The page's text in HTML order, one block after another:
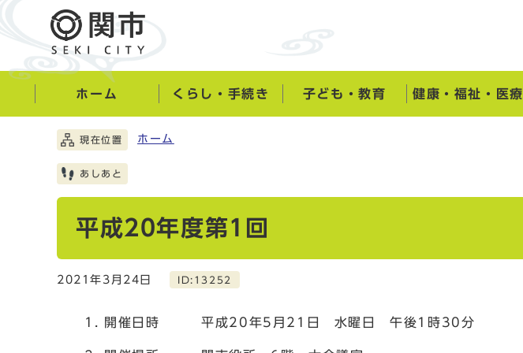
ホーム くらし・手続き 子ども・教育 健康・福祉・医療
現在位置 ホーム
あしあと
平成20年度第1回
2021年3月24日 ID:13252
開催日時 平成20年5月21日 水曜日 午後1時30分